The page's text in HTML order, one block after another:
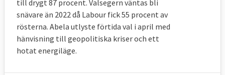
till drygt 87 procent. Valsegern väntas bli
snävare än 2022 då Labour fick 55 procent av
rösterna. Abela utlyste förtida val i april med
hänvisning till geopolitiska kriser och ett
hotat energiläge.